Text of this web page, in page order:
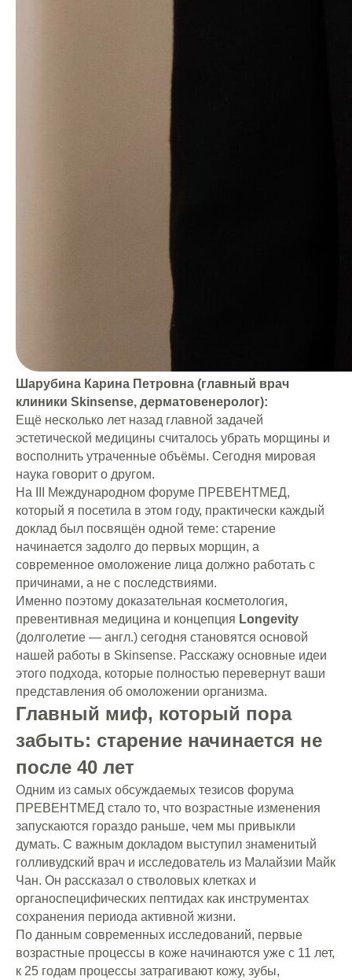
Шарубина Карина Петровна (главный врач
клиники Skinsense, дерматовенеролог):
Ещё несколько лет назад главной задачей
эстетической медицины считалось убрать морщины и
восполнить утраченные объёмы. Сегодня мировая
наука говорит о другом.
На III Международном форуме ПРЕВЕНТМЕД,
который я посетила в этом году, практически каждый
доклад был посвящён одной теме: старение
начинается задолго до первых морщин, а
современное омоложение лица должно работать с
причинами, а не с последствиями.
Именно поэтому доказательная косметология,
превентивная медицина и концепция Longevity
(долголетие — англ.) сегодня становятся основой
нашей работы в Skinsense. Расскажу основные идеи
этого подхода, которые полностью перевернут ваши
представления об омоложении организма.
Главный миф, который пора
забыть: старение начинается не
после 40 лет
Одним из самых обсуждаемых тезисов форума
ПРЕВЕНТМЕД стало то, что возрастные изменения
запускаются гораздо раньше, чем мы привыкли
думать. С важным докладом выступил знаменитый
голливудский врач и исследователь из Малайзии Майк
Чан. Он рассказал о стволовых клетках и
органоспецифических пептидах как инструментах
сохранения периода активной жизни.
По данным современных исследований, первые
возрастные процессы в коже начинаются уже с 11 лет,
к 25 годам процессы затрагивают кожу, зубы,